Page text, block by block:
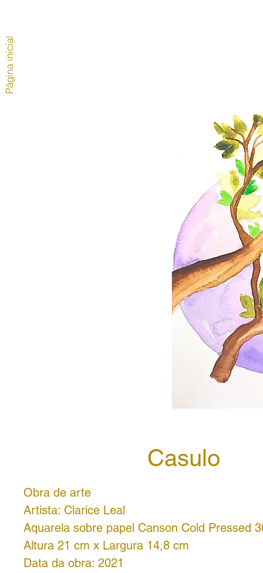
Casulo
Obra de arte
Artista: Clarice Leal
Aquarela sobre papel Canson Cold Pressed
Altura 21 cm x Largura 14,8 cm
Data da obra: 2021
Página inicial